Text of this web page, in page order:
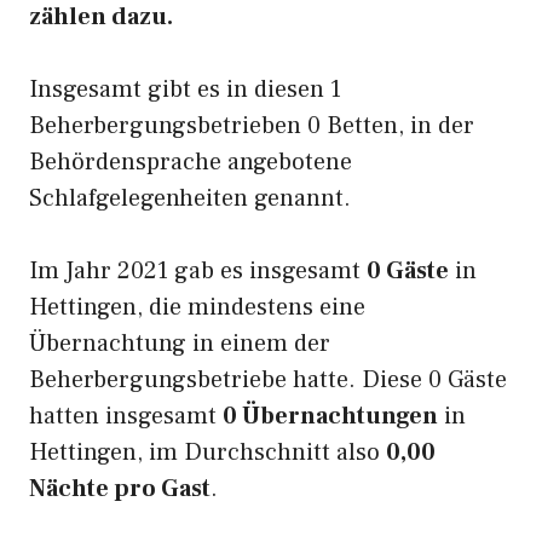
zählen dazu.
Insgesamt gibt es in diesen 1
Beherbergungsbetrieben 0 Betten, in der
Behördensprache angebotene
Schlafgelegenheiten genannt.
Im Jahr 2021 gab es insgesamt 0 Gäste in
Hettingen, die mindestens eine
Übernachtung in einem der
Beherbergungsbetriebe hatte. Diese 0 Gäste
hatten insgesamt 0 Übernachtungen in
Hettingen, im Durchschnitt also 0,00
Nächte pro Gast.